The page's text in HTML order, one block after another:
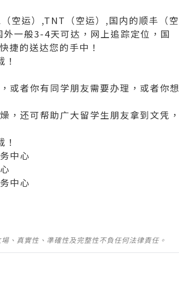
空运）,TNT（空运）,国内的顺丰（空
一般3-4天可达，网上追踪定位，国
捷的送达您的手中！
或者你有同学朋友需要办理，或者你想
，还可帮助广大留学生朋友拿到文凭，
中心
中心
、真實性、準確性及完整性不負任何法律責任。